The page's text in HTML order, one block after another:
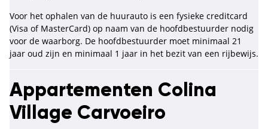
Voor het ophalen van de huurauto is een fysieke creditcard
(Visa of MasterCard) op naam van de hoofdbestuurder nodig
voor de waarborg. De hoofdbestuurder moet minimaal 21
jaar oud zijn en minimaal 1 jaar in het bezit van een rijbewijs.
Appartementen Colina
Village Carvoeiro